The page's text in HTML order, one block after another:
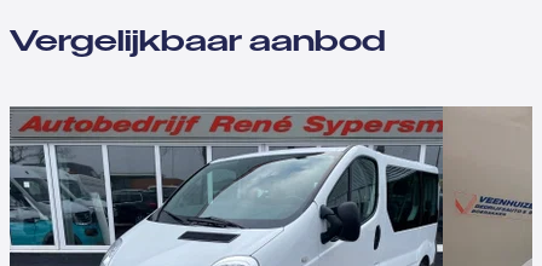
Vergelijkbaar aanbod